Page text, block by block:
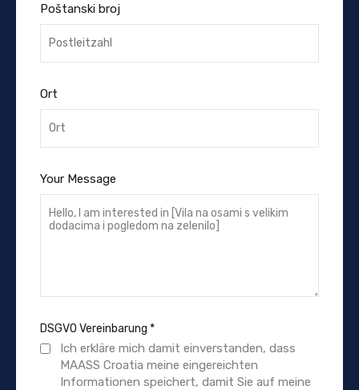
Poštanski broj
Ort
Your Message
DSGVO Vereinbarung *
Ich erkläre mich damit einverstanden, dass
MAASS Croatia meine eingereichten
Informationen speichert, damit Sie auf meine